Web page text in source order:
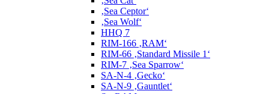
‚Sea Ceptor‘
‚Sea Wolf‘
HHQ 7
RIM-166 ‚RAM‘
RIM-66 ‚Standard Missile 1‘
RIM-7 ‚Sea Sparrow‘
SA-N-4 ‚Gecko‘
SA-N-9 ‚Gauntlet‘